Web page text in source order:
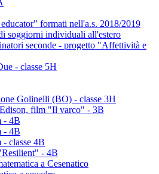
formati nell'a.s. 2018/2019
soggiorni individuali all'estero
seconde - progetto "Affettività e
- classe 5H
Golinelli (BO) - classe 3H
film "Il varco" - 3B
- 4B
- 4B
- classe 4B
- 4B
a Cesenatico